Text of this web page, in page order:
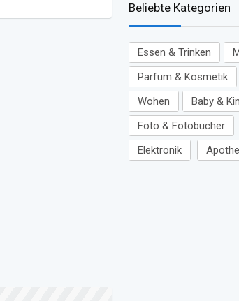
Beliebte Kategorien
Essen & Trinken
Parfum & Kosmetik
Wohen
Baby &
Foto & Fotobücher
Elektronik